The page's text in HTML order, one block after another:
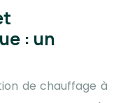
: un
de chauffage à